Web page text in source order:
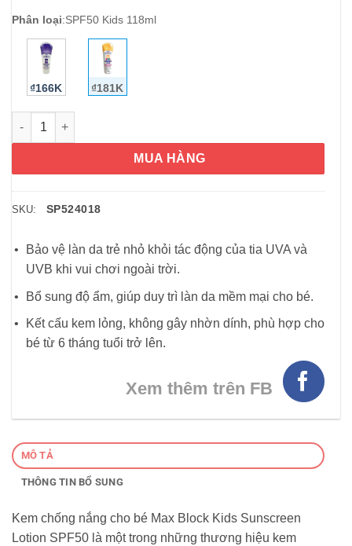
Phân loại:SPF50 Kids 118ml
₫166K ₫181K
Kem chống nắng cho bé Max Block Kids Sunscreen Lotion
MUA HÀNG
SKU: SP524018
Bảo vệ làn da trẻ nhỏ khỏi tác động của tia UVA và
UVB khi vui chơi ngoài trời.
Bổ sung độ ẩm, giúp duy trì làn da mềm mại cho bé.
Kết cấu kem lỏng, không gây nhờn dính, phù hợp cho
bé từ 6 tháng tuổi trở lên.
Xem thêm trên FB
MÔ TẢ
THÔNG TIN BỔ SUNG
Kem chống nắng cho bé Max Block Kids Sunscreen
Lotion SPF50 là một trong những thương hiệu kem